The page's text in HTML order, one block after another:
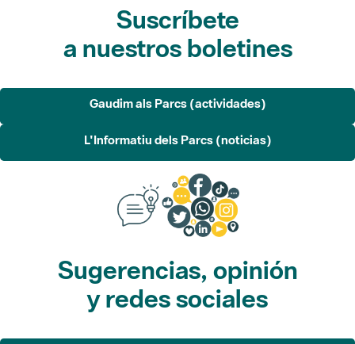
Suscríbete
a nuestros boletines
Gaudim als Parcs (actividades)
L'Informatiu dels Parcs (noticias)
Sugerencias, opinión
y redes sociales